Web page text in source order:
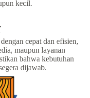
kecil.
cepat dan efisien,
maupun layanan
bahwa kebutuhan
dijawab.